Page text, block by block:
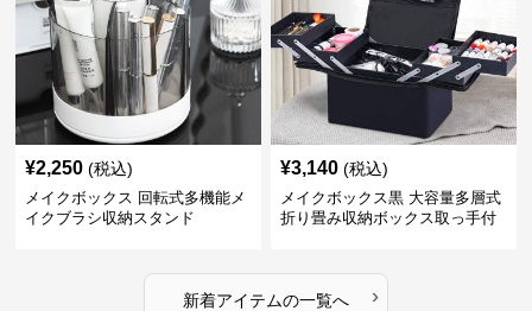
¥2,250 (税込)
メイクボックス 回転式多機能メ
イクブラシ収納スタンド
¥3,140 (税込)
メイクボックス黒 大容量多層式
折り畳み収納ボックス取っ手付
新着アイテムの一覧へ ›